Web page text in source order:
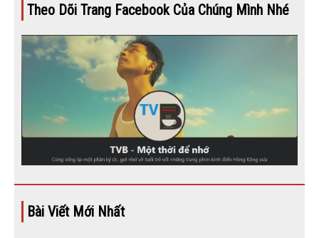
Theo Dõi Trang Facebook Của Chúng Mình Nhé
Bài Viết Mới Nhất